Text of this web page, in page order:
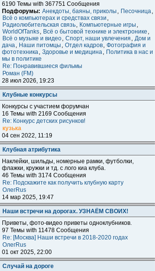
6190 Темы with 367751 Сообщения
Подфорумы: Анекдоты, баяны, приколы , Песочница,
Всё о компьютерах и средствах связи ,
Радиолюбительская связь, Компьютерные игры ,
WorldOfTanks, Всё о бытовой технике и электронике ,
Всё о музыке и видео, Спорт, наши увлечения , Дом и
дача, Наши питомцы , Отдел кадров, Фотография и
фототехника, Здоровье и медицина, Политика в нас и
мы в политике
Re: Понравившиеся фильмы
Роман (FM)
28 июл 2026, 19:23
Клубные конкурсы
Конкурсы с участием форумчан
16 Темы with 2169 Сообщения
Re: Конкурс детских рисунков!
кузька
04 сен 2022, 11:19
Клубная атрибутика
Наклейки, шильды, номерные рамки, футболки,
флажки, кружки и тд. с лого киа клуба.
46 Темы with 3174 Сообщения
Re: Подскажите как получить клубную карту
ОлегRus
14 мар 2025, 19:47
Наши встречи на дорогах. УЗНАЁМ СВОИХ!
Приветы, фото-видео приветы одноклубников.
97 Темы with 11478 Сообщения
Re: [Москва] Наши встречи в 2018-2020 годах
ОлегRus
01 окт 2025, 22:00
Случай на дороге